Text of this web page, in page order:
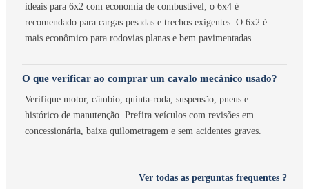
ideais para 6x2 com economia de combustível, o 6x4 é
recomendado para cargas pesadas e trechos exigentes. O 6x2 é
mais econômico para rodovias planas e bem pavimentadas.
O que verificar ao comprar um cavalo mecânico usado?
Verifique motor, câmbio, quinta-roda, suspensão, pneus e
histórico de manutenção. Prefira veículos com revisões em
concessionária, baixa quilometragem e sem acidentes graves.
Ver todas as perguntas frequentes ?